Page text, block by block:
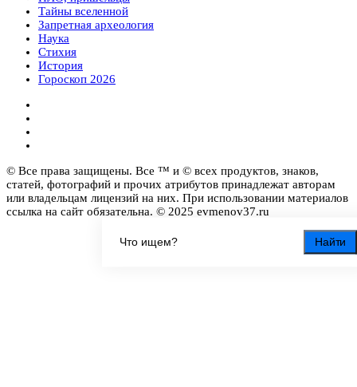
Найти
Тайны вселенной
Запретная археология
Наука
Стихия
История
Гороскоп 2026
© Все права защищены. Все ™ и © всех продуктов, знаков,
статей, фотографий и прочих атрибутов принадлежат авторам
или владельцам лицензий на них. При использовании материалов
ссылка на сайт обязательна. © 2025 evmenov37.ru